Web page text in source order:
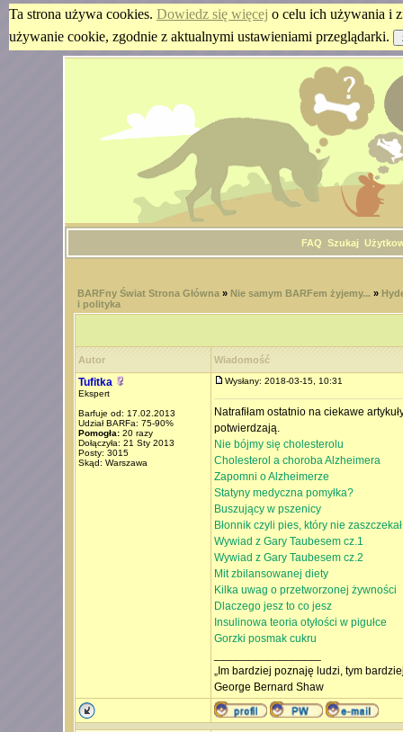
Ta strona używa cookies. Dowiedz się więcej o celu ich używania i
używanie cookie, zgodnie z aktualnymi ustawieniami przeglądarki.
FAQ Szukaj
BARFny Świat Strona Główna» Nie samym BARFem żyjemy... »
i polityka
Autor Wiadomość
Tufitka
Ekspert
Barfuje od: 17.02.2013
Udział BARFa: 75-90%
Pomogła:20 razy
Dołączyła: 21 Sty 2013
Posty: 3015
Skąd: Warszawa
Wysłany: 2018-03-15, 10:31
Natrafiłam ostatnio na ciekawe
potwierdzają.
Nie bójmy się cholesterolu
Cholesterol a choroba Alzheimera
Zapomni o Alzheimerze
Statyny medyczna pomyłka?
Buszujący w pszenicy
Błonnik czyli pies, który nie zaszczekał
Wywiad z Gary Taubesem cz.1
Wywiad z Gary Taubesem cz.2
Mit zbilansowanej diety
Kilka uwag o przetworzonej żywności
Dlaczego jesz to co jesz
Insulinowa teoria otyłości w pigułce
Gorzki posmak cukru
„Im bardziej poznaję ludzi, tym
George Bernard Shaw